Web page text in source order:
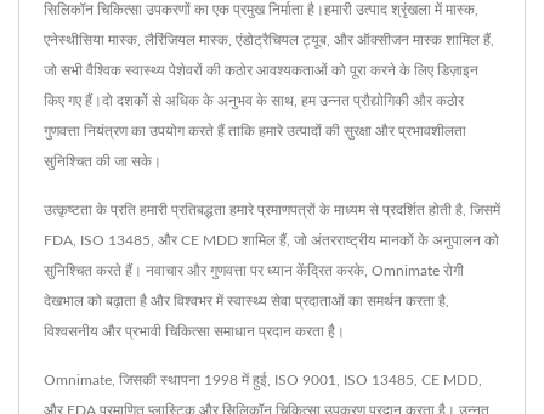
सिलिकॉन चिकित्सा उपकरणों का एक प्रमुख निर्माता है।हमारी उत्पाद श्रृंखला में मास्क,
एनेस्थीसिया मास्क, लैरिंजियल मास्क, एंडोट्रैचियल ट्यूब, और ऑक्सीजन मास्क शामिल हैं,
जो सभी वैश्विक स्वास्थ्य पेशेवरों की कठोर आवश्यकताओं को पूरा करने के लिए डिज़ाइन
किए गए हैं।दो दशकों से अधिक के अनुभव के साथ, हम उन्नत प्रौद्योगिकी और कठोर
गुणवत्ता नियंत्रण का उपयोग करते हैं ताकि हमारे उत्पादों की सुरक्षा और प्रभावशीलता
सुनिश्चित की जा सके।
उत्कृष्टता के प्रति हमारी प्रतिबद्धता हमारे प्रमाणपत्रों के माध्यम से प्रदर्शित होती है, जिसमें
FDA, ISO 13485, और CE MDD शामिल हैं, जो अंतरराष्ट्रीय मानकों के अनुपालन को
सुनिश्चित करते हैं। नवाचार और गुणवत्ता पर ध्यान केंद्रित करके, Omnimate रोगी
देखभाल को बढ़ाता है और विश्वभर में स्वास्थ्य सेवा प्रदाताओं का समर्थन करता है,
विश्वसनीय और प्रभावी चिकित्सा समाधान प्रदान करता है।
Omnimate, जिसकी स्थापना 1998 में हुई, ISO 9001, ISO 13485, CE MDD,
और FDA प्रमाणित प्लास्टिक और सिलिकॉन चिकित्सा उपकरण प्रदान करता है। उन्नत